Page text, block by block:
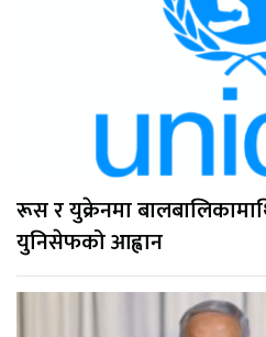
रूस र युक्रेनमा
युनिसेफको आह्वान